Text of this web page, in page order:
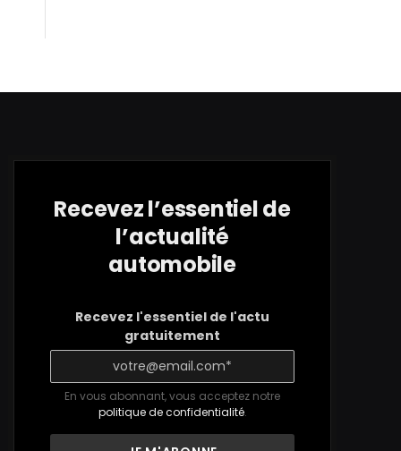
Recevez l’essentiel de
l’actualité
automobile
Recevez l'essentiel de l'actu
gratuitement
En vous abonnant, vous acceptez notre
politique de confidentialité.